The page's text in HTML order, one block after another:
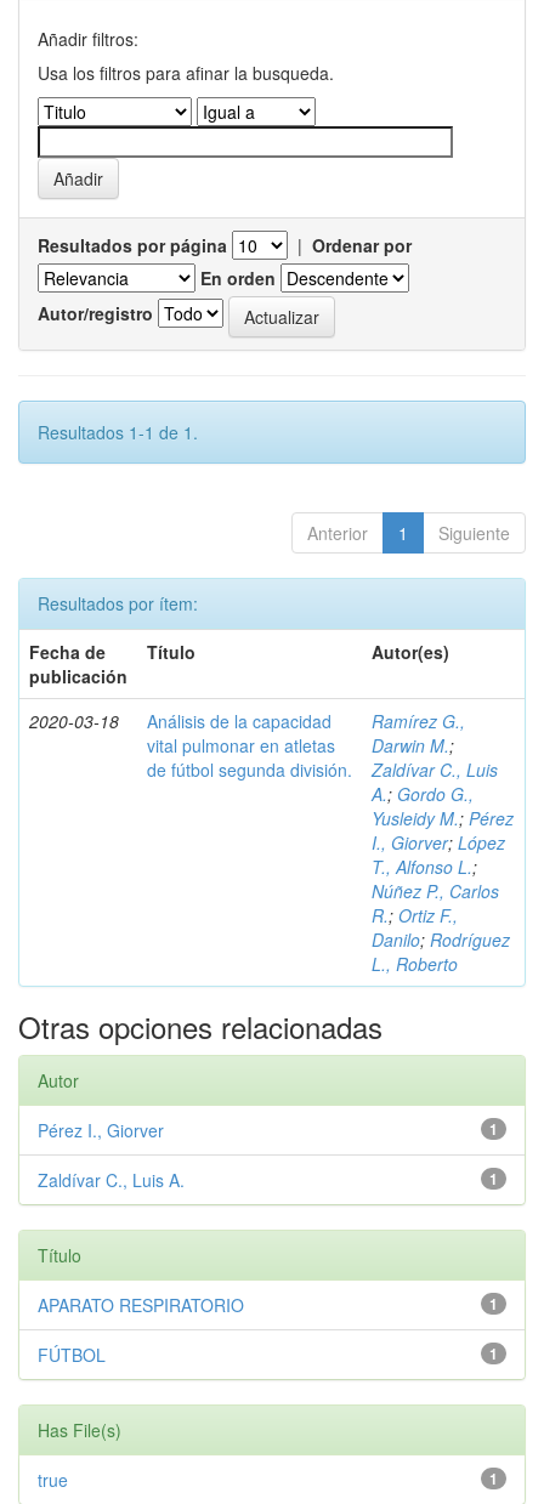
Añadir filtros:
Usa los filtros para afinar la busqueda.
Resultados por página | Ordenar por
En orden
Autor/registro
Resultados 1-1 de 1.
Anterior 1 Siguiente
Resultados por ítem:
Fecha de
publicación
Título Autor(es)
2020-03-18
Análisis de la capacidad
vital pulmonar en atletas
de fútbol segunda división.
Ramírez G.,
Darwin M.;
Zaldívar C., Luis
A.; Gordo G.,
Yusleidy M.; Pérez
I., Giorver; López
T., Alfonso L.;
Núñez P., Carlos
R.; Ortiz F.,
Danilo; Rodríguez
L., Roberto
Otras opciones relacionadas
Autor
1
Pérez I., Giorver
1
Zaldívar C., Luis A.
Título
1
APARATO RESPIRATORIO
1
FÚTBOL
Has File(s)
1
true